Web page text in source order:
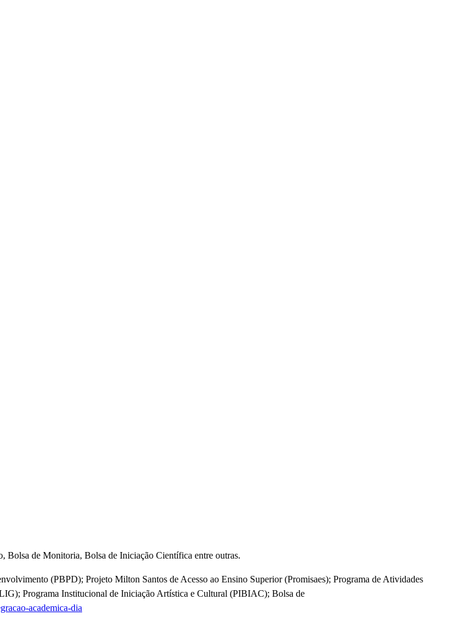
Bolsa de Monitoria, Bolsa de Iniciação Científica entre outras.
(PBPD); Projeto Milton Santos de Acesso ao Ensino Superior (Promisaes); Programa de Atividades
Programa Institucional de Iniciação Artística e Cultural (PIBIAC); Bolsa de
academica-dia